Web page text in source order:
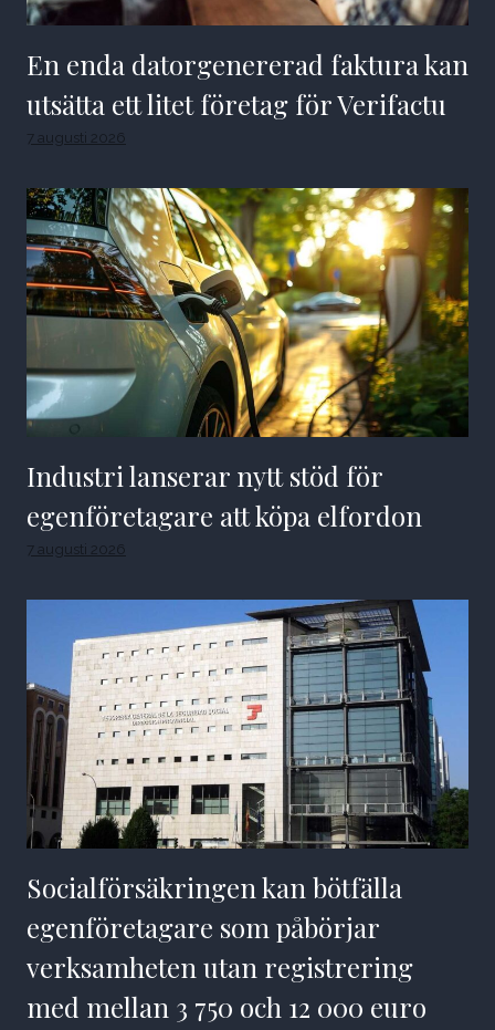
En enda datorgenererad faktura kan
utsätta ett litet företag för Verifactu
7 augusti 2026
Industri lanserar nytt stöd för
egenföretagare att köpa elfordon
7 augusti 2026
Socialförsäkringen kan bötfälla
egenföretagare som påbörjar
verksamheten utan registrering
med mellan 3 750 och 12 000 euro